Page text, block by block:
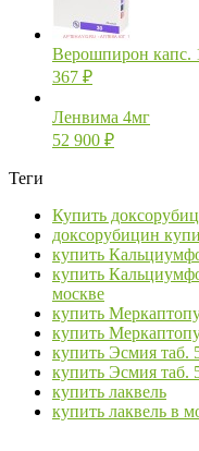
Верошпирон капс.
367 ₽
Ленвима 4мг
52 900 ₽
Теги
Купить
доксорубицин
купить
купить
москве
купить
купить
купить Эсмия таб.
купить Эсмия таб.
купить лаквель
купить лаквель в